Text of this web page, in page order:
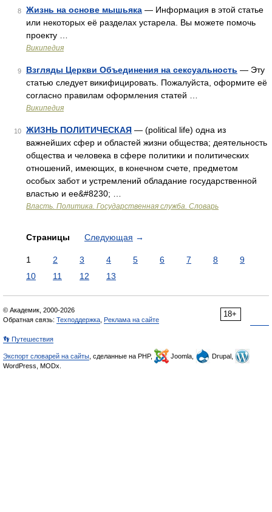
8 Жизнь на основе мышьяка — Информация в этой статье
или некоторых её разделах устарела. Вы можете помочь
проекту …
Википедия
9 Взгляды Церкви Объединения на сексуальность — Эту
статью следует викифицировать. Пожалуйста, оформите её
согласно правилам оформления статей …
Википедия
10 ЖИЗНЬ ПОЛИТИЧЕСКАЯ — (political life) одна из
важнейших сфер и областей жизни общества; деятельность
общества и человека в сфере политики и политических
отношений, имеющих, в конечном счете, предметом
особых забот и устремлений обладание государственной
властью и ее&#8230; …
Власть. Политика. Государственная служба. Словарь
Страницы Следующая →
1 2 3 4 5 6 7 8
9
10
11 12 13
18+
© Академик, 2000-2026
Обратная связь: Техподдержка Реклама на сайте
👣 Путешествия
Экспорт словарей на сайты , сделанные на PHP, Joomla,
Drupal,
WordPress, MODx.